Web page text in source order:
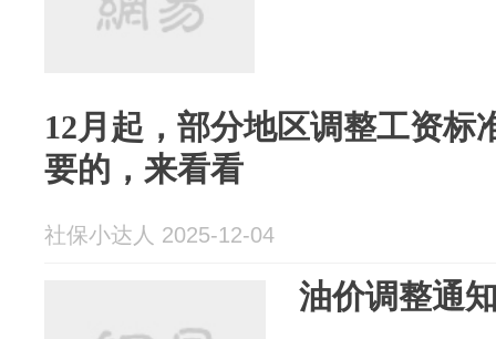
12月起，部分地区调整工资标
要的，来看看
社保小达人 2025-12-04
油价调整通